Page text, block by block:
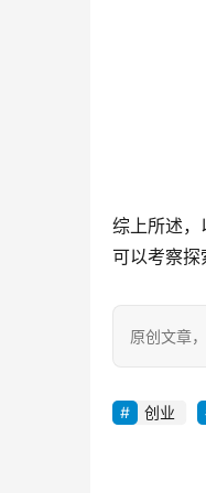
综上所述
可以考察探
原创文章
创业